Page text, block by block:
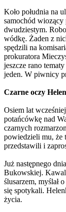
Koło południa na
samochód wiozący
dwudziestym.
wódkę. Żaden z
spędzili na
prokuratora
jeszcze rano
jeden. W piwnicy
Czarne oczy
Osiem lat
potańcówkę nad
czarnych
powiedzieli mu, że
przedstawili i
Już następnego
Bukowskiej.
ślusarzem, myślał
się spotykali.
życia.